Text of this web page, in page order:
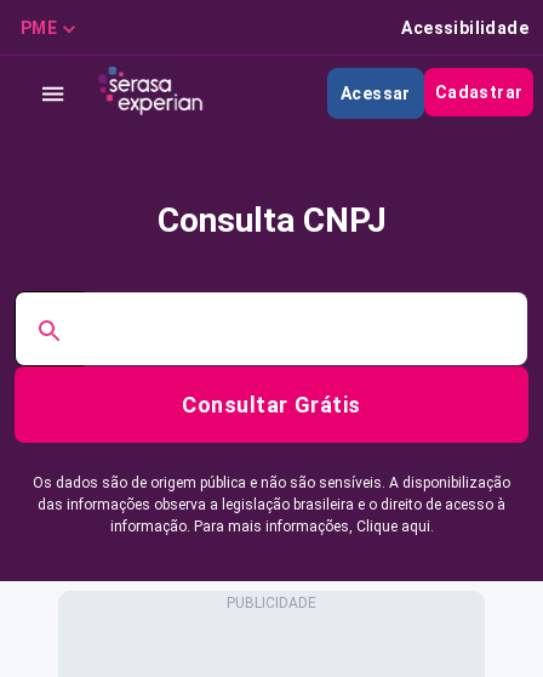
PME Acessibilidade
Acessar Cadastrar
Consulta CNPJ
Consultar Grátis
Os dados são de origem pública e não são sensíveis. A disponibilização
das informações observa a legislação brasileira e o direito de acesso à
informação. Para mais informações, Clique aqui.